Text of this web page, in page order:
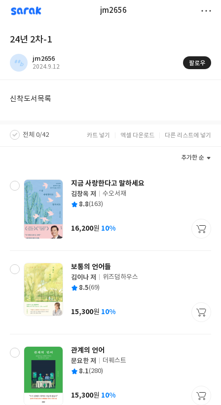
sarak jm2656
24년 2차-1
jm2656
작
2024.9.12
팔로우
신착도서목록
전체 0/42 카트 넣기 엑셀 다운로드 다른 리스트에 넣기
추가한 순
지금 사랑한다고 말하세요
글
쓴
김창옥 저
출
사
수오서재
평 8.8(163)
가
16,200원 10%
보통의 언어들
글
쓴
김이나 저
출
사
위즈덤하우스
평 8.5(69)
가
15,300원 10%
관계의 언어
글
쓴
문요한 저
출
사
더퀘스트
평 8.1(280)
가
15,300원 10%